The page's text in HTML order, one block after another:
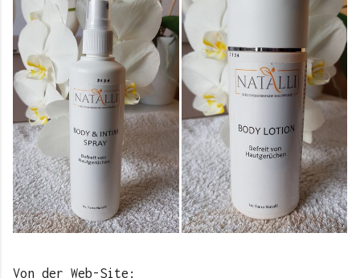
Von der Web-Site: